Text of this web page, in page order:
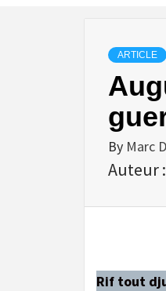
ARTICLE
By Marc
Auteur
Rif tout